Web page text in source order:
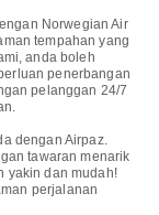
Norwegian Air
tempahan yang
anda boleh
penerbangan
pelanggan 24/7
dengan Airpaz.
tawaran menarik
yakin dan mudah!
perjalanan